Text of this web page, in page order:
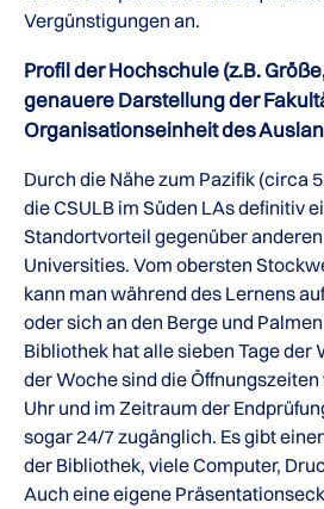
Vergünstigungen an.
Profil der Hochschule (z.B.
genauere Darstellung der
Organisationseinheit des
Durch die Nähe zum Pazifik (circa
die CSULB im Süden LAs definitiv
Standortvorteil gegenüber
Universities. Vom obersten
kann man während des Lernens
oder sich an den Berge und
Bibliothek hat alle sieben Tage der
der Woche sind die Öffnungszeiten
Uhr und im Zeitraum der
sogar 24/7 zugänglich. Es gibt
der Bibliothek, viele Computer,
Auch eine eigene